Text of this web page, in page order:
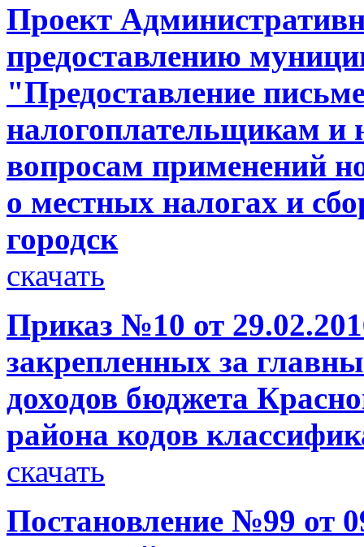
Проект
предоставлению
"Предоставление
налогоплательщикам и
вопросам применений
о местных налогах и
городск
скачать
Приказ №10 от
закрепленных за
доходов бюджета
района кодов
скачать
Постановление №99 от